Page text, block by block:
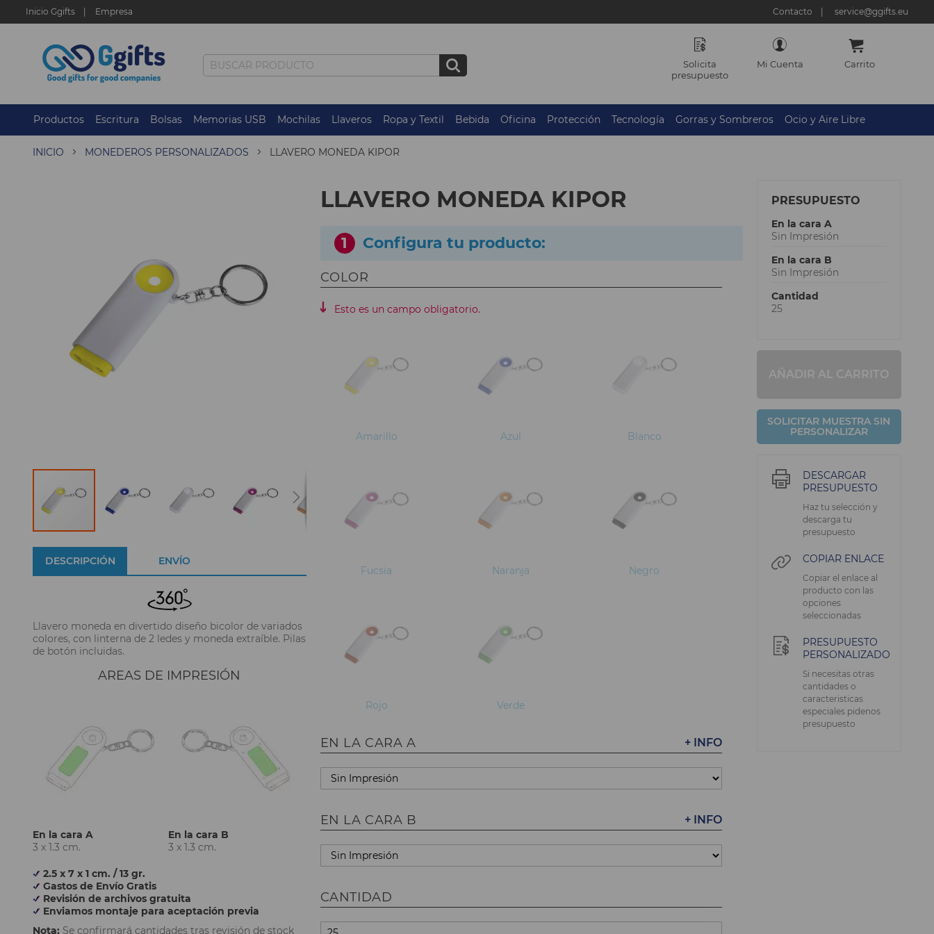
Inicio Ggifts Empresa Contacto service@ggifts.eu
Solicita
presupuesto
Mi Cuenta Carrito
Productos Escritura Bolsas Memorias USB Mochilas Llaveros Ropa y Textil Bebida Oficina Protección Tecnología Gorras y Sombreros Ocio y Aire Libre
INICIO MONEDEROS PERSONALIZADOS LLAVERO MONEDA KIPOR
DESCRIPCIÓN
Llavero moneda en divertido diseño bicolor de variados
colores, con linterna de 2 ledes y moneda extraíble. Pilas
de botón incluidas.
AREAS DE IMPRESIÓN
En la cara A
3 x 1.3 cm.
En la cara B
3 x 1.3 cm.
2.5 x 7 x 1 cm. / 13 gr.
Gastos de Envío Gratis
Revisión de archivos gratuita
Enviamos montaje para aceptación previa
Nota: Se confirmará cantidades tras revisión de stock
ENVÍO
LLAVERO MONEDA KIPOR
1 Configura tu producto:
COLOR
Esto es un campo obligatorio.
Amarillo Azul Blanco
Fucsia Naranja Negro
Rojo Verde
+ INFO
EN LA CARA A
+ INFO
EN LA CARA B
CANTIDAD
PRESUPUESTO
En la cara A
Sin Impresión
En la cara B
Sin Impresión
Cantidad
25
AÑADIR AL CARRITO
SOLICITAR MUESTRA SIN
PERSONALIZAR
DESCARGAR
PRESUPUESTO
Haz tu selección y
descarga tu
presupuesto
COPIAR ENLACE
Copiar el enlace al
producto con las
opciones
seleccionadas
PRESUPUESTO
PERSONALIZADO
Si necesitas otras
cantidades o
caracteristicas
especiales pidenos
presupuesto